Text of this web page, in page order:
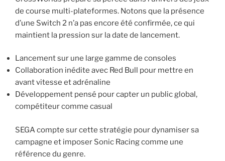
de course multi-plateformes. Notons que la présence
d’une Switch 2 n’a pas encore été confirmée, ce qui
maintient la pression sur la date de lancement.
Lancement sur une large gamme de consoles
Collaboration inédite avec Red Bull pour mettre en
avant vitesse et adrénaline
Développement pensé pour capter un public global,
compétiteur comme casual
SEGA compte sur cette stratégie pour dynamiser sa
campagne et imposer Sonic Racing comme une
référence du genre.